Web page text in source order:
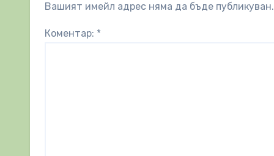
Вашият имейл адрес няма да бъде публикуван.
Коментар: *